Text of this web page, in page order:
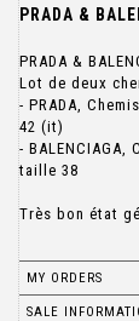
PRADA &
PRADA &
Lot de deux
- PRADA,
42 (it)
-
taille 38
Très bon état
MY ORDERS
SALE